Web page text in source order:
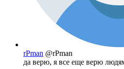
rPman @rPman
да верю, я все еще верю